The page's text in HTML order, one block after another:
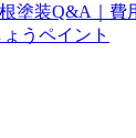
塗装Q&A｜費
うペイント